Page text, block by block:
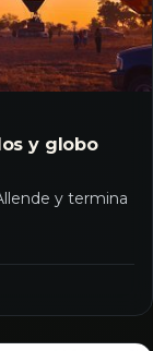
y globo
y termina